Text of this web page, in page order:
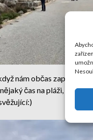
nám občas zapršelo a
čas na pláži, voda